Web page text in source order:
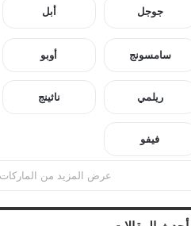
جوجل أبل
سامسونج أوبو
ريلمي ناثينج
فيفو
عرض المزيد من الماركات